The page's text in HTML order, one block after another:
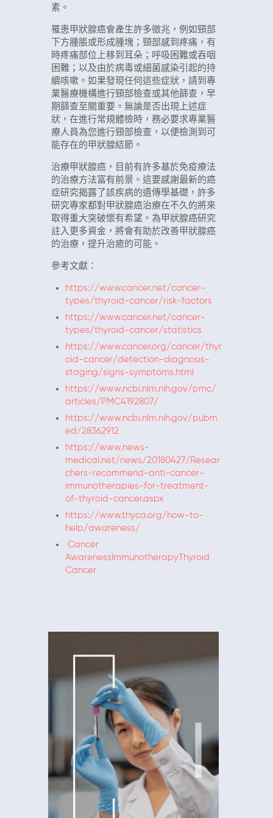
素。
罹患甲狀腺癌會產生許多徵兆，例如頸部
下方腫脹或形成腫塊；頸部感到疼痛，有
時疼痛部位上移到耳朵；呼吸困難或吞咽
困難；以及由於病毒或細菌感染引起的持
續咳嗽。如果發現任何這些症狀，請到專
業醫療機構進行頸部檢查或其他篩查，早
期篩查至關重要。無論是否出現上述症
狀，在進行常規體檢時，務必要求專業醫
療人員為您進行頸部檢查，以便檢測到可
能存在的甲狀腺結節。
治療甲狀腺癌，目前有許多基於免疫療法
的治療方法富有前景。這要感謝最新的癌
症研究揭露了該疾病的遺傳學基礎，許多
研究專家都對甲狀腺癌治療在不久的將來
取得重大突破懷有希望。為甲狀腺癌研究
註入更多資金，將會有助於改善甲狀腺癌
的治療，提升治癒的可能。
參考文獻：
https://www.cancer.net/cancer-
types/thyroid-cancer/risk-factors
https://www.cancer.net/cancer-
types/thyroid-cancer/statistics
https://www.cancer.org/cancer/thyr
oid-cancer/detection-diagnosis-
staging/signs-symptoms.html
https://www.ncbi.nlm.nih.gov/pmc/
articles/PMC4192807/
https://www.ncbi.nlm.nih.gov/pubm
ed/28362912
https://www.news-
medical.net/news/20180427/Resear
chers-recommend-anti-cancer-
immunotherapies-for-treatment-
of-thyroid-cancer.aspx
https://www.thyca.org/how-to-
help/awareness/
Cancer
Awareness ImmunotherapyThyroid
Cancer